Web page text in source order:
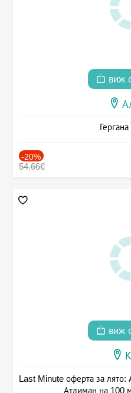
виж
-20%
54.66€
виж
Last Minute оферта за
Атлиман на 100